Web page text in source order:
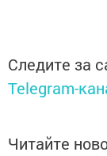
Следите за
Telegram-
Читайте